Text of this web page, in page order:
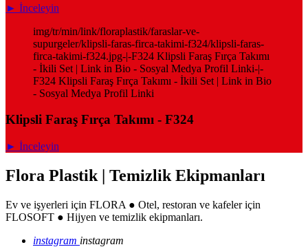
► İnceleyin
img/tr/min/link/floraplastik/faraslar-ve-
supurgeler/klipsli-faras-firca-takimi-f324/klipsli-faras-
firca-takimi-f324.jpg-|-F324 Klipsli Faraş Fırça Takımı
- İkili Set | Link in Bio - Sosyal Medya Profil Linki-|-
F324 Klipsli Faraş Fırça Takımı - İkili Set | Link in Bio
- Sosyal Medya Profil Linki
Klipsli Faraş Fırça Takımı - F324
► İnceleyin
Flora Plastik | Temizlik Ekipmanları
Ev ve işyerleri için FLORA ● Otel, restoran ve kafeler için
FLOSOFT ● Hijyen ve temizlik ekipmanları.
instagram instagram